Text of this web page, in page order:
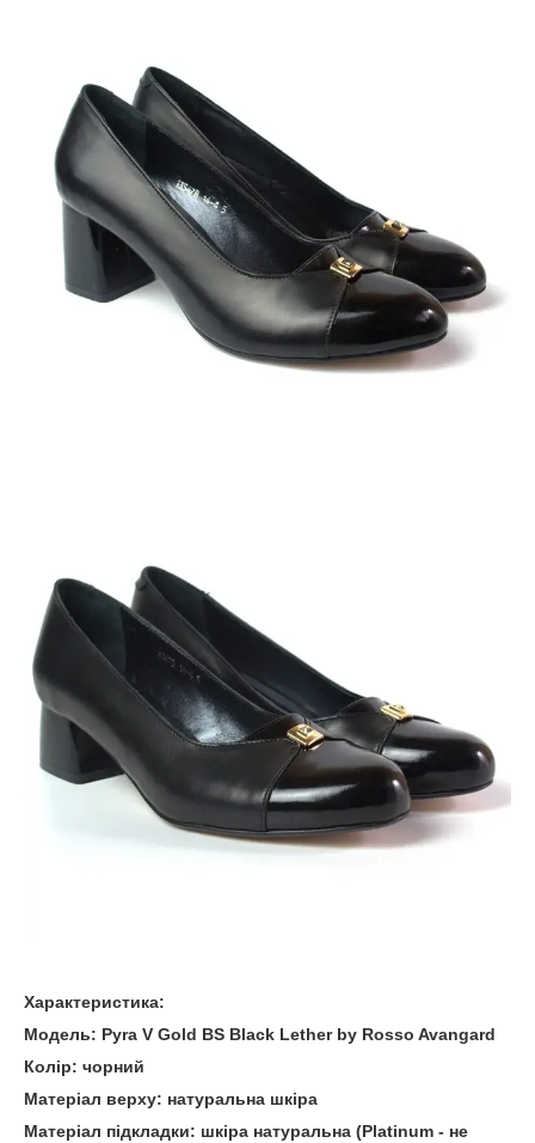
Характеристика:
Модель: Pyra V Gold BS Black Lether by Rosso Avangard
Колір: чорний
Матеріал верху: натуральна шкіра
Матеріал підкладки: шкіра натуральна (Platinum - не